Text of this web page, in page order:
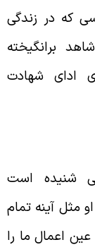
در زندگی
برانگیخته
ادای شهادت
است
آینه تمام
اعمال ما را